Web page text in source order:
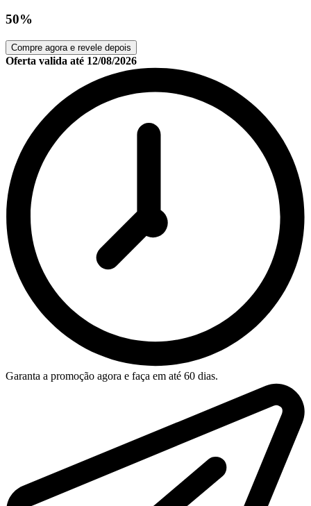
50%
Compre agora e revele depois
Oferta valida até 12/08/2026
Garanta a promoção agora e faça em até 60 dias.